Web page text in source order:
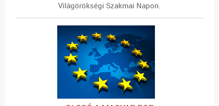
Világörökségi Szakmai Napon.